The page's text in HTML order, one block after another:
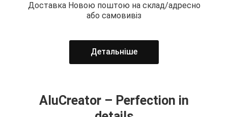
Доставка Новою поштою на склад/адресно
або самовивіз
Детальнiше
AluCreator – Perfection in